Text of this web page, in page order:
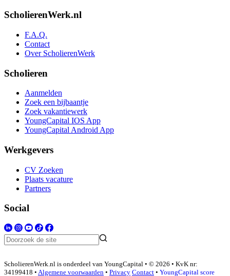
ScholierenWerk.nl
F.A.Q.
Contact
Over ScholierenWerk
Scholieren
Aanmelden
Zoek een bijbaantje
Zoek vakantiewerk
YoungCapital IOS App
YoungCapital Android App
Werkgevers
CV Zoeken
Plaats vacature
Partners
Social
ScholierenWerk.nl is onderdeel van YoungCapital • © 2026 • KvK nr:
34199418 • Algemene voorwaarden • Privacy Contact • YoungCapital score